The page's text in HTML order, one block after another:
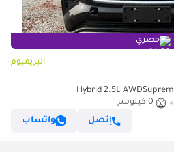
حصري
البريميوم
0 كيلومتر
إتصل
واتساب